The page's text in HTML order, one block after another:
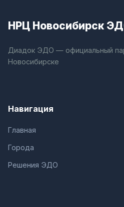
НРЦ Новосибирск
Диадок ЭДО — официальный
Новосибирске
Навигация
Главная
Города
Решения ЭДО